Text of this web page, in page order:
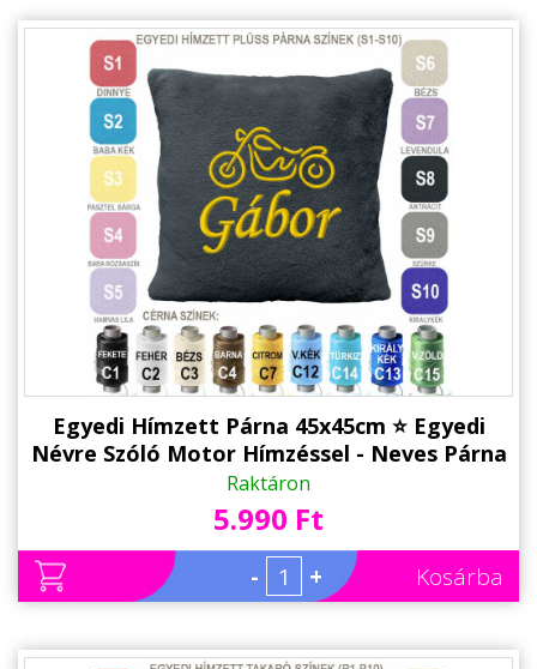
Foglalkozás szerint
Sport/Hobbi szerint
Állatos ajándéktárgyak
Egyedi Hímzett Párna 45x45cm ⭐ Egyedi
Névre Szóló Motor Hímzéssel - Neves Párna
- Egyedi Ajándék
Raktáron
5.990 Ft
- + Kosárba